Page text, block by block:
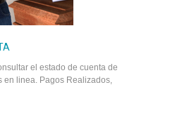
el estado de cuenta de
en linea. Pagos Realizados,